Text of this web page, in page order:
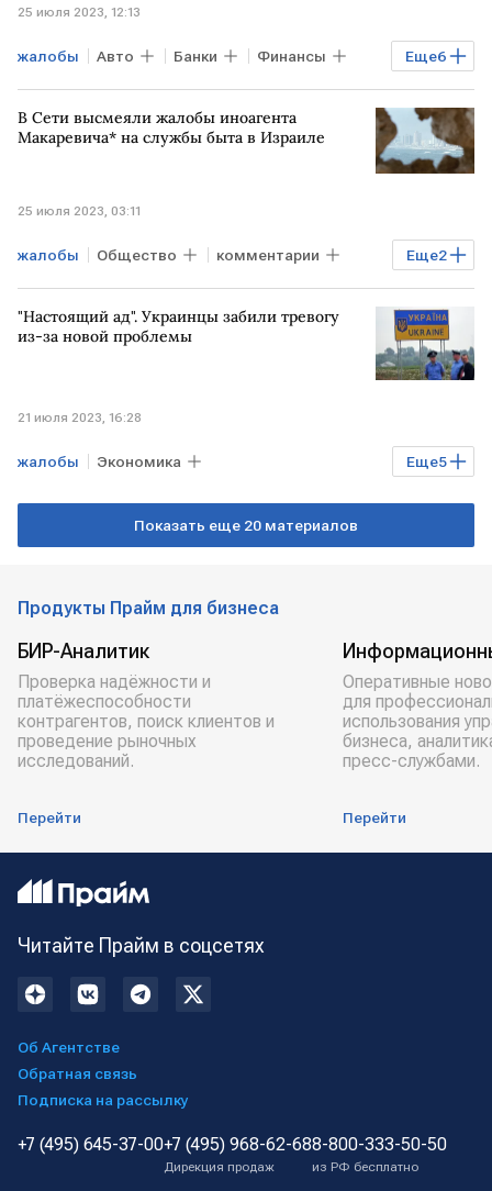
25 июля 2023, 12:13
Еще6
жалобы Авто Банки Финансы
Бизнес Экономика РОССИЯ
страховщики ОСАГО Банк России
В Сети высмеяли жалобы иноагента
Макаревича* на службы быта в Израиле
25 июля 2023, 03:11
Еще2
жалобы Общество комментарии
иноагенты ИЗРАИЛЬ
"Настоящий ад". Украинцы забили тревогу
из-за новой проблемы
21 июля 2023, 16:28
Еще5
жалобы Экономика
Мировая экономика УКРАИНА
Показать еще 20 материалов
Продукты Прайм для бизнеса
БИР-Аналитик
Проверка надёжности и
платёжеспособности
контрагентов, поиск клиентов и
проведение рыночных
исследований.
Перейти
Оперативные
для
использования
бизнеса,
пресс-службами.
Перейти
Читайте Прайм в соцсетях
Об Агентстве
Обратная связь
Подписка на рассылку
+7 (495) 645-37-00+7 (495) 968-62-68
Дирекция продаж
8-800-333-50-50
из РФ бесплатно